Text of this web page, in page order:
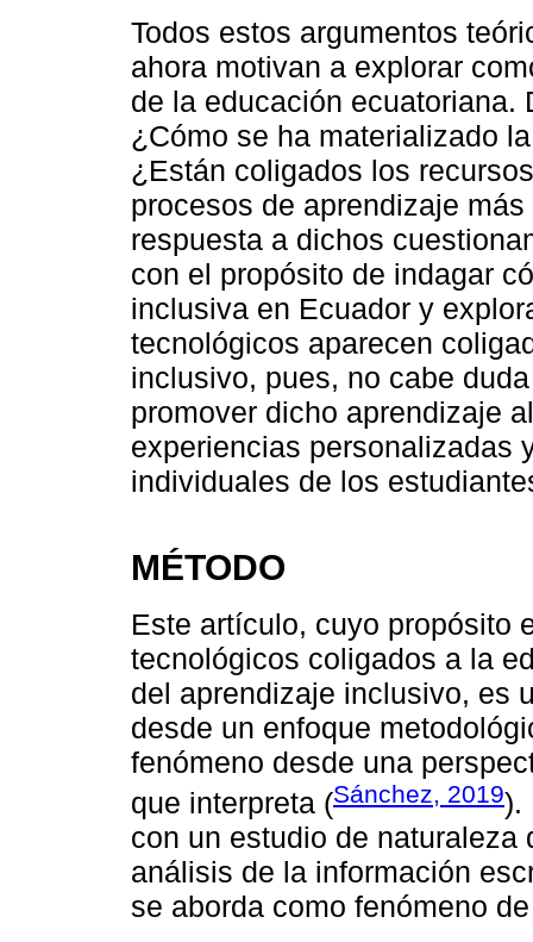
Todos estos argumentos
ahora motivan a explorar
de la educación ecuatoriana.
¿Cómo se ha materializado
¿Están coligados los
procesos de aprendizaje
respuesta a dichos
con el propósito de indagar
inclusiva en Ecuador y
tecnológicos aparecen
inclusivo, pues, no cabe
promover dicho aprendizaje
experiencias personalizadas
individuales de los
MÉTODO
Este artículo, cuyo propósito
tecnológicos coligados a la
del aprendizaje inclusivo, es
desde un enfoque
fenómeno desde una
que interpreta (Sánchez, 2019).
con un estudio de naturaleza
análisis de la información
se aborda como fenómeno